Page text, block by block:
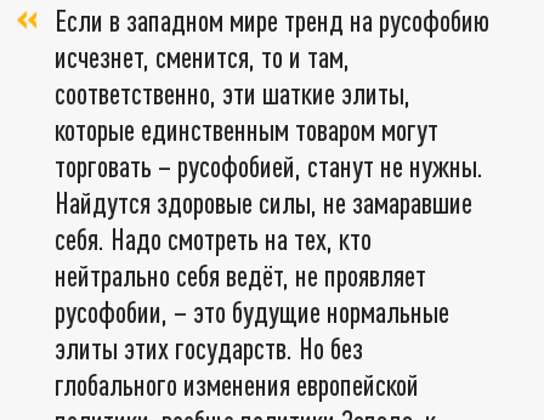
Если в западном мире тренд на русофобию
исчезнет, сменится, то и там,
соответственно, эти шаткие элиты,
которые единственным товаром могут
торговать – русофобией, станут не нужны.
Найдутся здоровые силы, не замаравшие
себя. Надо смотреть на тех, кто
нейтрально себя ведёт, не проявляет
русофобии, – это будущие нормальные
элиты этих государств. Но без
глобального изменения европейской